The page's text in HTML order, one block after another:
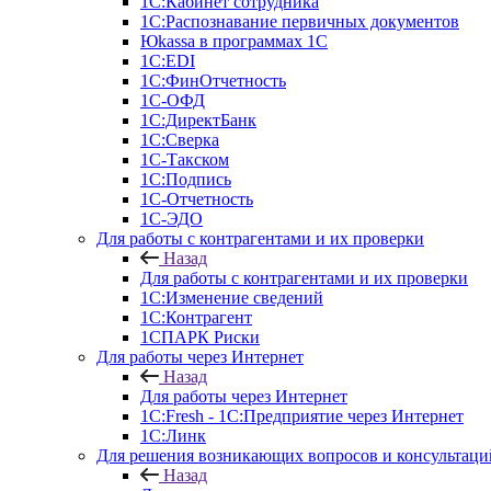
1С:Распознавание первичных документов
Юkassa в программах 1С
1С:EDI
1С:ФинОтчетность
1С-ОФД
1С:ДиректБанк
1С:Сверка
1С-Такском
1С:Подпись
1С-Отчетность
1С-ЭДО
Для работы с контрагентами и их проверки
Назад
Для работы с контрагентами и их проверки
1С:Изменение сведений
1С:Контрагент
1СПАРК Риски
Для работы через Интернет
Назад
Для работы через Интернет
1С:Fresh - 1С:Предприятие через Интернет
1С:Линк
Для решения возникающих вопросов и
Назад